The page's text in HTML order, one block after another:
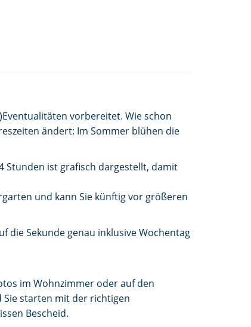
vorbereitet. Wie schon
ändert: Im Sommer blühen die
Stunden ist grafisch dargestellt, damit
und kann Sie künftig vor größeren
die Sekunde genau inklusive Wochentag
im Wohnzimmer oder auf den
Sie starten mit der richtigen
Bescheid.